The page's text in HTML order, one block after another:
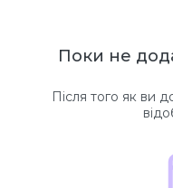
Поки не
Після того як ви